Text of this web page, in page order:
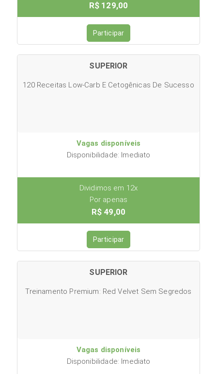
R$ 129,00
Participar
SUPERIOR
120 Receitas Low-Carb E Cetogênicas De Sucesso
Vagas disponíveis
Disponibilidade: Imediato
Dividimos em 12x
Por apenas
R$ 49,00
Participar
SUPERIOR
Treinamento Premium: Red Velvet Sem Segredos
Vagas disponíveis
Disponibilidade: Imediato